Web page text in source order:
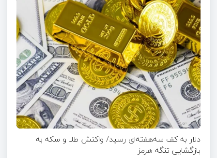
دلار به کف سه‌هفته‌ای رسید/ واکنش طلا و سکه به
بازگشایی تنگه هرمز